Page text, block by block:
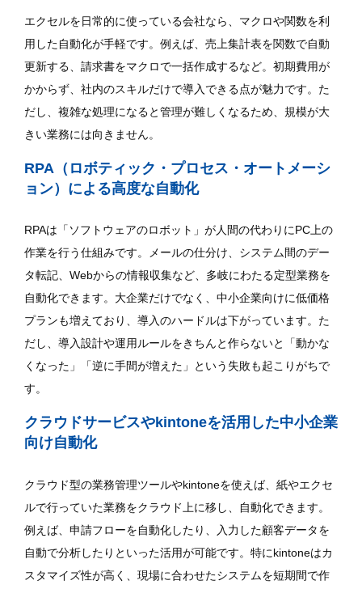
エクセルを日常的に使っている会社なら、マクロや関数を利
用した自動化が手軽です。例えば、売上集計表を関数で自動
更新する、請求書をマクロで一括作成するなど。初期費用が
かからず、社内のスキルだけで導入できる点が魅力です。た
だし、複雑な処理になると管理が難しくなるため、規模が大
きい業務には向きません。
RPA（ロボティック・プロセス・オートメーシ
ョン）による高度な自動化
RPAは「ソフトウェアのロボット」が人間の代わりにPC上の
作業を行う仕組みです。メールの仕分け、システム間のデー
タ転記、Webからの情報収集など、多岐にわたる定型業務を
自動化できます。大企業だけでなく、中小企業向けに低価格
プランも増えており、導入のハードルは下がっています。た
だし、導入設計や運用ルールをきちんと作らないと「動かな
くなった」「逆に手間が増えた」という失敗も起こりがちで
す。
クラウドサービスやkintoneを活用した中小企業
向け自動化
クラウド型の業務管理ツールやkintoneを使えば、紙やエクセ
ルで行っていた業務をクラウド上に移し、自動化できます。
例えば、申請フローを自動化したり、入力した顧客データを
自動で分析したりといった活用が可能です。特にkintoneはカ
スタマイズ性が高く、現場に合わせたシステムを短期間で作